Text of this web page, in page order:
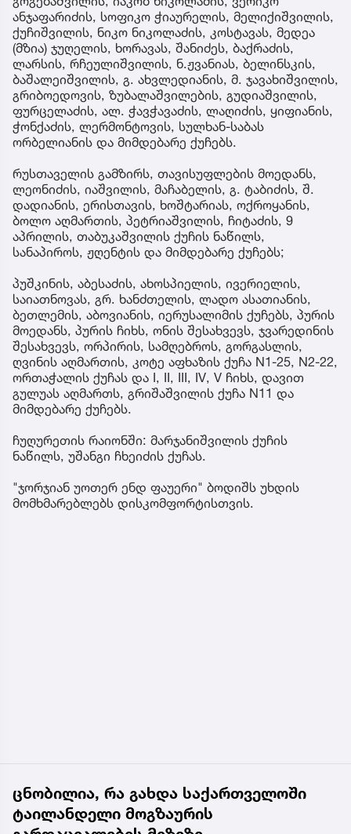
ანჯაფარიძის, სოფიკო ჭიაურელის, მელიქიშვილის,
ქუჩიშვილის, ნიკო ნიკოლაძის, კოსტავას, მედეა
(მზია) ჯუღელის, ხორავას, შანიძეს, ბაქრაძის,
ლარსის, რჩეულიშვილის, ნ.ჟვანიას, ბელინსკის,
ბაშალეიშვილის, გ. ახვლედიანის, მ. ჯავახიშვილის,
გრიბოედოვის, ზუბალაშვილების, გუდიაშვილის,
ფურცელაძის, ალ. ჭავჭავაძის, ლაღიძის, ყიფიანის,
ჭონქაძის, ლერმონტოვის, სულხან-საბას
ორბელიანის და მიმდებარე ქუჩებს.
რუსთაველის გამზირს, თავისუფლების მოედანს,
ლეონიძის, იაშვილის, მაჩაბელის, გ. ტაბიძის, შ.
დადიანის, ერისთავის, ხოშტარიას, ოქროყანის,
ბოლო აღმართის, პეტრიაშვილის, ჩიტაძის, 9
აპრილის, თაბუკაშვილის ქუჩის ნაწილს,
სანაპიროს, ჟღენტის და მიმდებარე ქუჩებს;
პუშკინის, აბესაძის, ახოსპიელის, ივერიელის,
საიათნოვას, გრ. ხანძთელის, ლადო ასათიანის,
ბეთლემის, აბოვიანის, იერუსალიმის ქუჩებს, პურის
მოედანს, პურის ჩიხს, ონის შესახვევს, ჯვარედინის
შესახვევს, ორპირის, სამღებროს, გორგასლის,
ღვინის აღმართის, კოტე აფხაზის ქუჩა N1-25, N2-22,
ორთაჭალის ქუჩას და I, II, III, IV, V ჩიხს, დავით
გულუას აღმართს, გრიშაშვილის ქუჩა N11 და
მიმდებარე ქუჩებს.
ჩუღურეთის რაიონში: მარჯანიშვილის ქუჩის
ნაწილს, უშანგი ჩხეიძის ქუჩას.
"ჯორჯიან უოთერ ენდ ფაუერი" ბოდიშს უხდის
მომხმარებლებს დისკომფორტისთვის.
ცნობილია, რა გახდა საქართველოში
ტაილანდელი მოგზაურის